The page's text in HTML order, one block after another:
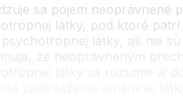
sa pojem neoprávnené
látky, pod ktoré
látky, ak nie